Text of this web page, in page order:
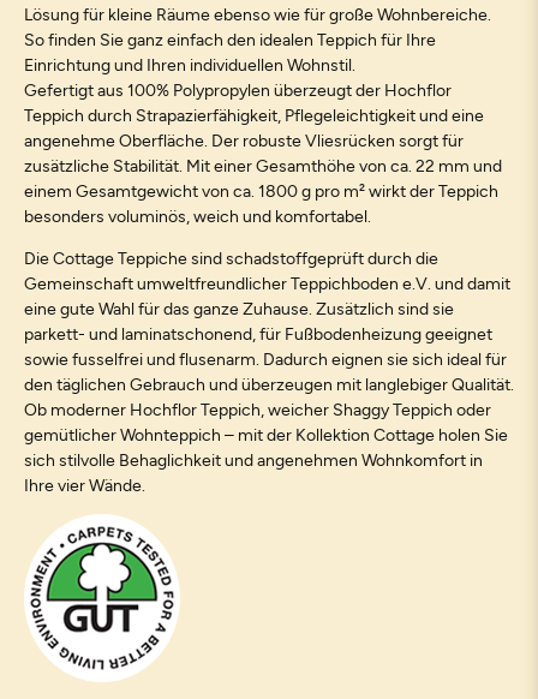
Lösung für kleine Räume ebenso wie für große Wohnbereiche.
So finden Sie ganz einfach den idealen Teppich für Ihre
Einrichtung und Ihren individuellen Wohnstil.
Gefertigt aus 100% Polypropylen überzeugt der Hochflor
Teppich durch Strapazierfähigkeit, Pflegeleichtigkeit und eine
angenehme Oberfläche. Der robuste Vliesrücken sorgt für
zusätzliche Stabilität. Mit einer Gesamthöhe von ca. 22 mm und
einem Gesamtgewicht von ca. 1800 g pro m² wirkt der Teppich
besonders voluminös, weich und komfortabel.
Die Cottage Teppiche sind schadstoffgeprüft durch die
Gemeinschaft umweltfreundlicher Teppichboden e.V. und damit
eine gute Wahl für das ganze Zuhause. Zusätzlich sind sie
parkett- und laminatschonend, für Fußbodenheizung geeignet
sowie fusselfrei und flusenarm. Dadurch eignen sie sich ideal für
den täglichen Gebrauch und überzeugen mit langlebiger Qualität.
Ob moderner Hochflor Teppich, weicher Shaggy Teppich oder
gemütlicher Wohnteppich – mit der Kollektion Cottage holen Sie
sich stilvolle Behaglichkeit und angenehmen Wohnkomfort in
Ihre vier Wände.